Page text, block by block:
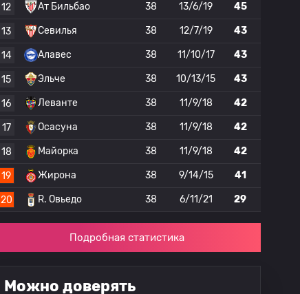
12 Ат Бильбао 38 13/6/19 45
13 Севилья 38 12/7/19 43
14 Алавес 38 11/10/17 43
15 Эльче 38 10/13/15 43
16 Леванте 38 11/9/18 42
17 Осасуна 38 11/9/18 42
18 Майорка 38 11/9/18 42
19 Жирона 38 9/14/15 41
20 R. Овьедо 38 6/11/21 29
Подробная статистика
Можно доверять